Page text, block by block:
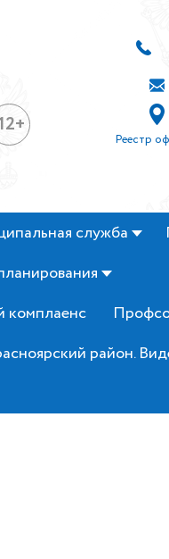
Реестр
служба
комплаенс
район.